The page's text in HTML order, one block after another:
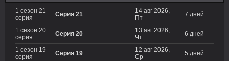
1 сезон 21
серия
Серия 21
14 авг 2026,
Пт
7 дней
1 сезон 20
серия
Серия 20
13 авг 2026,
Чт
6 дней
1 сезон 19
серия
Серия 19
12 авг 2026,
Ср
5 дней